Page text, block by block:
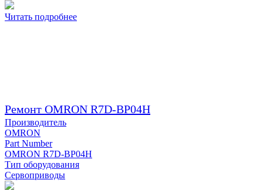
Читать подробнее
Ремонт OMRON R7D-BP04H
Производитель
OMRON
Part Number
OMRON R7D-BP04H
Тип оборудования
Сервоприводы